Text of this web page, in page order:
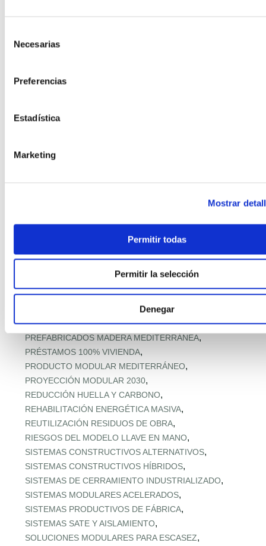
Necesarias
Preferencias
Estadística
Marketing
Mostrar
Permitir todas
Permitir la selección
Denegar
PASSIVHAUS + HOGAR CONECTADO
PILOTOS MUNICIPALES MODULAR
POLÍTICA Y PROGRAMAS VIVIENDA
PREFABRICADAS COMPACTAS,
PREFABRICADAS CON FOTOVOLTAICA,
PREFABRICADAS LOW‑COST,
PREFABRICADAS PRECIO RÉCORD,
PREFABRICADAS PREMIUM MEDITERRÁNEAS
PREFABRICADO HORMIGÓN RESIDENCIAL,
PREFABRICADOS MADERA MEDITERRÁNEA,
PRÉSTAMOS 100% VIVIENDA,
PRODUCTO MODULAR MEDITERRÁNEO,
PROYECCIÓN MODULAR 2030,
REDUCCIÓN HUELLA Y CARBONO,
REHABILITACIÓN ENERGÉTICA MASIVA,
REUTILIZACIÓN RESIDUOS DE OBRA,
RIESGOS DEL MODELO LLAVE EN MANO,
SISTEMAS CONSTRUCTIVOS ALTERNATIVOS,
SISTEMAS CONSTRUCTIVOS HÍBRIDOS,
SISTEMAS DE CERRAMIENTO INDUSTRIALIZADO,
SISTEMAS MODULARES ACELERADOS,
SISTEMAS PRODUCTIVOS DE FÁBRICA,
SISTEMAS SATE Y AISLAMIENTO,
SOLUCIONES MODULARES PARA ESCASEZ,